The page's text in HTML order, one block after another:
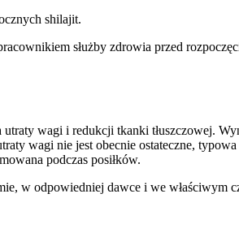
shilajit.
służby zdrowia przed
wagi i redukcji tkanki tłuszczowej.
wagi nie jest obecnie ostateczne,
podczas posiłków.
odpowiedniej dawce i we właściwym